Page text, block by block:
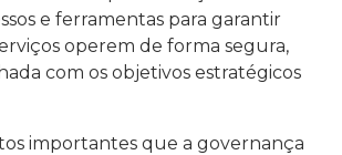
e ferramentas para garantir
operem de forma segura,
com os objetivos estratégicos
importantes que a governança